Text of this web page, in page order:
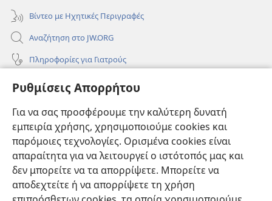
Ρυθμίσεις Απορρήτου
Για να σας προσφέρουμε την καλύτερη δυνατή
εμπειρία χρήσης, χρησιμοποιούμε cookies και
παρόμοιες τεχνολογίες. Ορισμένα cookies είναι
απαραίτητα για να λειτουργεί ο ιστότοπός μας και
δεν μπορείτε να τα απορρίψετε. Μπορείτε να
αποδεχτείτε ή να απορρίψετε τη χρήση
Βίντεο με Ηχητικές Περιγραφές
Αναζήτηση στο JW.ORG
Πληροφορίες για Γιατρούς
Πληροφορίες για Επίσημους Φορείς και ΜΜΕ
Συνεισφορές
(ανοίγει
παράθυρο)ΔΙΑΔΙΚΤΥΑΚΗ ΒΙΒΛΙΟΘΗΚΗ της Σκοπιάς™
(ανοίγει
νέο
παράθυρο)
JW Hub ®